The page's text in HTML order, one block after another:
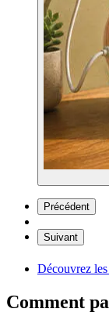
Précédent
Suivant
Découvrez
Comment